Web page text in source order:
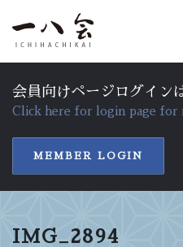
会員向けページログイン
Click here for login page for
MEMBER LOGIN
IMG_2894